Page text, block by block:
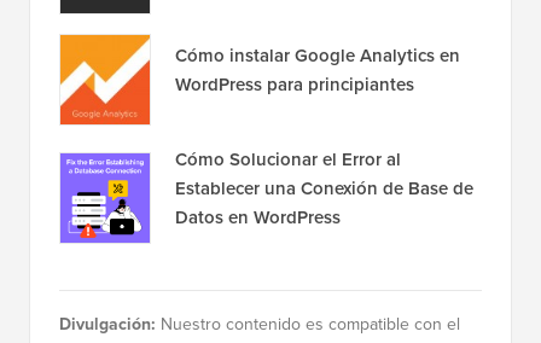
cambiar temas de WordPress
exitoso) en 2026